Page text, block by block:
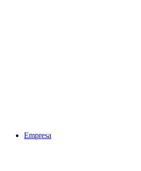
Empresa